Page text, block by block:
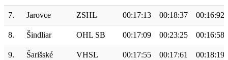
7. Jarovce ZSHL 00:17:13 00:18:37 00:16:92
8. Šindliar OHL SB 00:17:09 00:23:25 00:16:58
9.
Šarišské
VHSL 00:17:55 00:17:61 00:18:19